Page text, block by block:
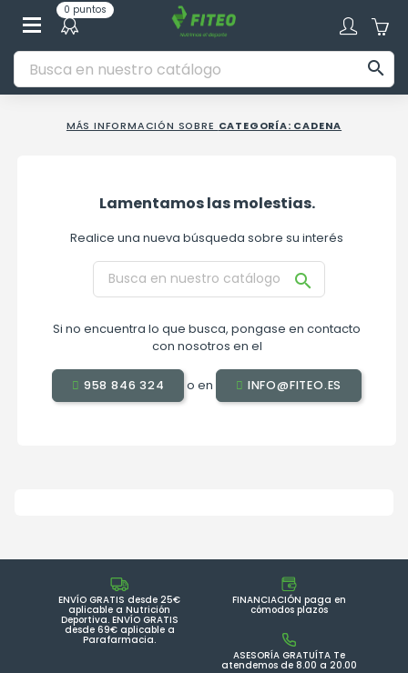
0 puntos

MÁS INFORMACIÓN SOBRE CATEGORÍA: CADENA
Lamentamos las molestias.
Realice una nueva búsqueda sobre su interés

Si no encuentra lo que busca, pongase en contacto
con nosotros en el
958 846 324 o en INFO@FITEO.ES
ENVÍO GRATIS desde 25€
aplicable a Nutrición
Deportiva. ENVÍO GRATIS
desde 69€ aplicable a
Parafarmacia.
FINANCIACIÓN paga en
cómodos plazos
ASESORÍA GRATUÍTA Te
atendemos de 8.00 a 20.00